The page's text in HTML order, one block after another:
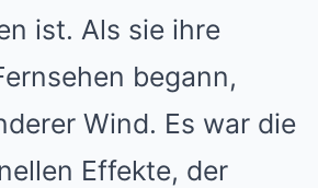
ist. Als sie ihre
begann,
Wind. Es war die
Effekte, der